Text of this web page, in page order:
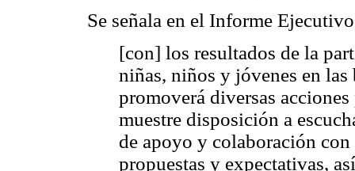
Se señala en el Informe
[con] los resultados de la
niñas, niños y jóvenes en
promoverá diversas
muestre disposición a
de apoyo y colaboración
propuestas y expectativas,